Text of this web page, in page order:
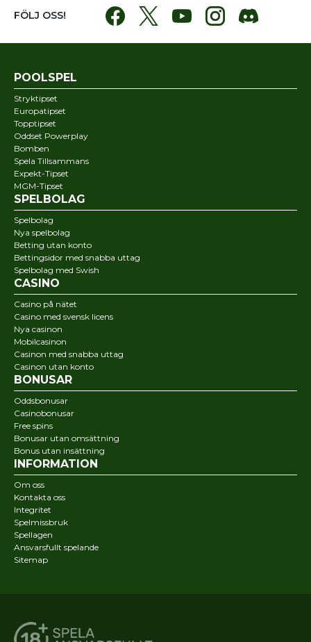
FÖLJ OSS!
POOLSPEL
Stryktipset
Europatipset
Topptipset
Oddset Powerplay
Bomben
Spela Tillsammans
Expekt-Tipset
MGM-Tipset
SPELBOLAG
Spelbolag
Nya spelbolag
Betting utan konto
Bettingsidor med snabba uttag
Spelbolag med Swish
CASINO
Casino på nätet
Casino med svensk licens
Nya casinon
Mobilcasinon
Casinon med snabba uttag
Casinon utan konto
BONUSAR
Oddsbonusar
Casinobonusar
Free spins
Bonusar utan omsättning
Bonus utan insättning
INFORMATION
Om oss
Kontakta oss
Integritet
Spelmissbruk
Spellagen
Ansvarsfullt spelande
Sitemap